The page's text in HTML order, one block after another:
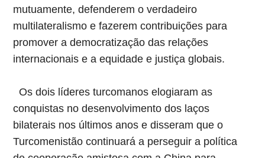
mutuamente, defenderem o verdadeiro
multilateralismo e fazerem contribuições para
promover a democratização das relações
internacionais e a equidade e justiça globais.
Os dois líderes turcomanos elogiaram as
conquistas no desenvolvimento dos laços
bilaterais nos últimos anos e disseram que o
Turcomenistão continuará a perseguir a política